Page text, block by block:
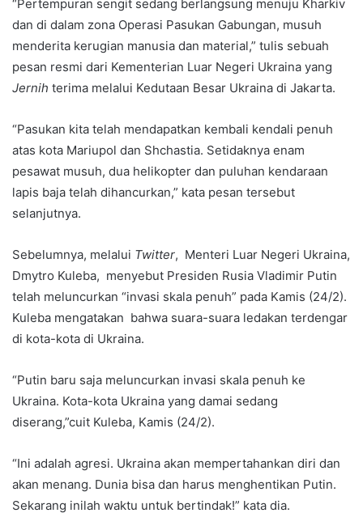
“Pertempuran sengit sedang berlangsung menuju Kharkiv
dan di dalam zona Operasi Pasukan Gabungan, musuh
menderita kerugian manusia dan material,” tulis sebuah
pesan resmi dari Kementerian Luar Negeri Ukraina yang
Jernih terima melalui Kedutaan Besar Ukraina di Jakarta.
“Pasukan kita telah mendapatkan kembali kendali penuh
atas kota Mariupol dan Shchastia. Setidaknya enam
pesawat musuh, dua helikopter dan puluhan kendaraan
lapis baja telah dihancurkan,” kata pesan tersebut
selanjutnya.
Sebelumnya, melalui Twitter, Menteri Luar Negeri Ukraina,
Dmytro Kuleba, menyebut Presiden Rusia Vladimir Putin
telah meluncurkan “invasi skala penuh” pada Kamis (24/2).
Kuleba mengatakan bahwa suara-suara ledakan terdengar
di kota-kota di Ukraina.
“Putin baru saja meluncurkan invasi skala penuh ke
Ukraina. Kota-kota Ukraina yang damai sedang
diserang,”cuit Kuleba, Kamis (24/2).
“Ini adalah agresi. Ukraina akan mempertahankan diri dan
akan menang. Dunia bisa dan harus menghentikan Putin.
Sekarang inilah waktu untuk bertindak!” kata dia.